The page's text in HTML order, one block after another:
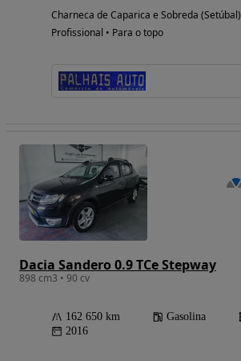
Charneca de Caparica e Sobreda (Setúbal)
Profissional • Para o topo
Dacia Sandero 0.9 TCe Stepway
898 cm3 • 90 cv
162 650 km Gasolina
2016